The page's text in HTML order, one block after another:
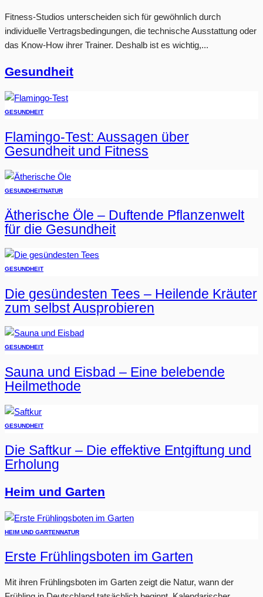
Fitness-Studios unterscheiden sich für gewöhnlich durch
individuelle Vertragsbedingungen, die technische Ausstattung oder
das Know-How ihrer Trainer. Deshalb ist es wichtig,...
Gesundheit
GESUNDHEIT
Flamingo-Test: Aussagen über
Gesundheit und Fitness
GESUNDHEITNATUR
Ätherische Öle – Duftende Pflanzenwelt
für die Gesundheit
GESUNDHEIT
Die gesündesten Tees – Heilende Kräuter
zum selbst Ausprobieren
GESUNDHEIT
Sauna und Eisbad – Eine belebende
Heilmethode
GESUNDHEIT
Die Saftkur – Die effektive Entgiftung und
Erholung
Heim und Garten
HEIM UND GARTENNATUR
Erste Frühlingsboten im Garten
Mit ihren Frühlingsboten im Garten zeigt die Natur, wann der